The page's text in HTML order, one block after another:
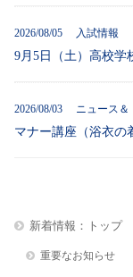
2026/08/05 入試情報
9月5日（土）高校学
2026/08/03 ニュース＆
マナー講座（浴衣の
新着情報：トップ
重要なお知らせ